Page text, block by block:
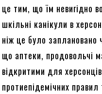
це тим, що їм невигідно
шкільні канікули в
ніж це було заплановано
що аптеки, продовольчі
відкритими для
протиепідемічних